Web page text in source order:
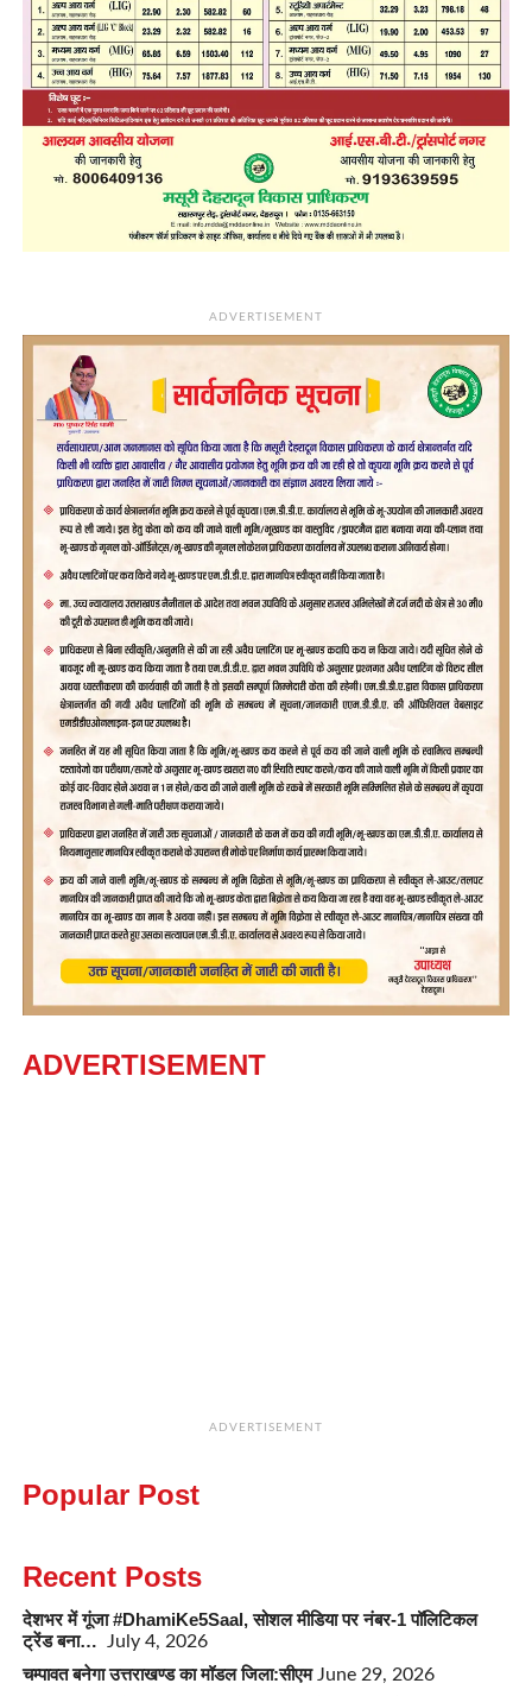
ADVERTISEMENT
ADVERTISEMENT
ADVERTISEMENT
Popular Post
Recent Posts
देशभर में गूंजा #DhamiKe5Saal, सोशल मीडिया पर नंबर-1 पॉलिटिकल
ट्रेंड बना… July 4, 2026
चम्पावत बनेगा उत्तराखण्ड का मॉडल जिला:सीएम June 29, 2026